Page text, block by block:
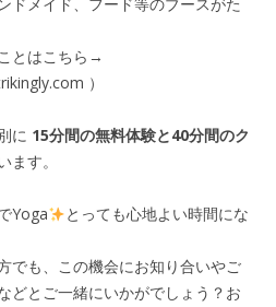
とはこちら→
）
に 15分間の無料体験と40分間のク
ます。
Yoga
とっても心地よい時間にな
でも、この機会にお知り合いやご
どとご一緒にいかがでしょう？お